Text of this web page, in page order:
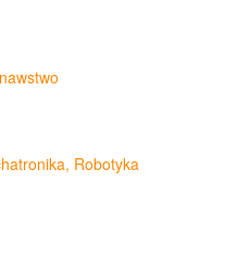
Robotyka